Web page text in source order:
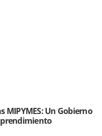
MIPYMES: Un Gobierno